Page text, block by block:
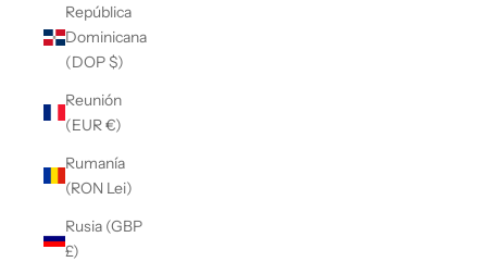
República
Dominicana
(DOP $)
Reunión
(EUR €)
Rumanía
(RON Lei)
Rusia (GBP
£)